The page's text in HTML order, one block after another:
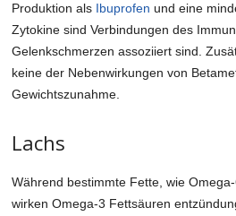
Produktion als Ibuprofen und eine
Zytokine sind Verbindungen des
Gelenkschmerzen assoziiert sind.
keine der Nebenwirkungen von
Gewichtszunahme.
Lachs
Während bestimmte Fette, wie
wirken Omega-3 Fettsäuren